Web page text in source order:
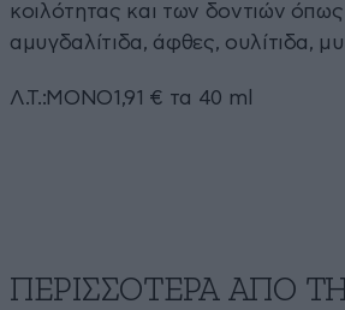
κοιλότητας και των δοντιών όπως
αμυγδαλίτιδα, άφθες, ουλίτιδα,
Λ.Τ.:ΜΟΝΟ1,91 € τα 40 ml
ΠΕΡΙΣΣΟΤΕΡΑ ΑΠΟ